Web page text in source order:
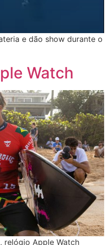
e dão show durante o
Watch
relógio Apple Watch